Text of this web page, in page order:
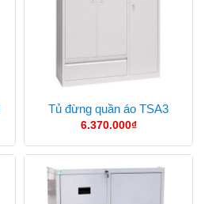
Tủ đừng quần áo TSA3
6.370.000₫